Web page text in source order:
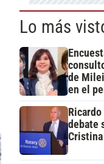
Lo más
de
en el
debate